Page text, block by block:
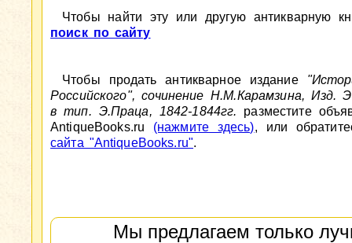
Чтобы найти эту или другую антикварную
поиск по сайту
Чтобы продать антикварное издание
Российского", сочинение Н.М.Карамзина, Изд.
в тип. Э.Праца, 1842-1844гг. разместите
AntiqueBooks.ru (нажмите здесь), или
сайта "AntiqueBooks.ru".
Мы предлагаем только